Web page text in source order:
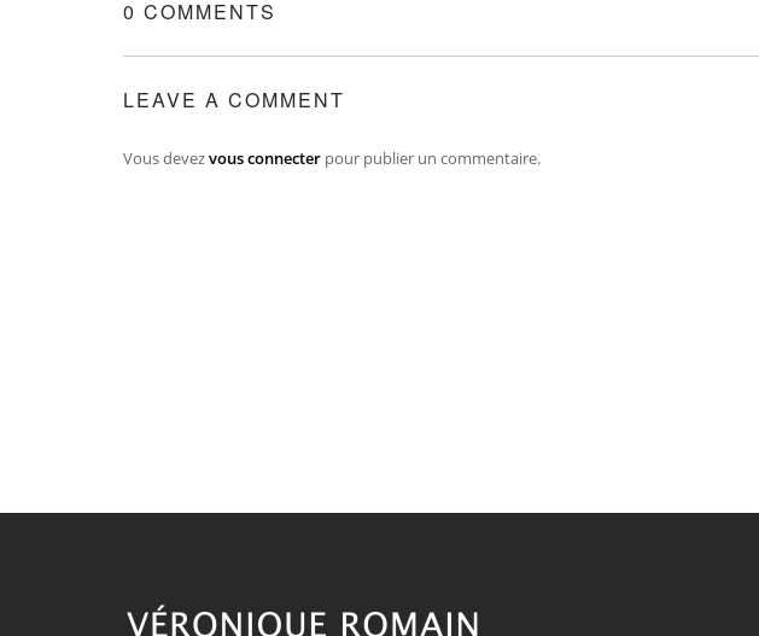
0 COMMENTS
LEAVE A COMMENT
Vous devezvous connecter pour publier un commentaire.